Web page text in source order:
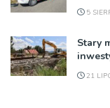
5
Stary
21